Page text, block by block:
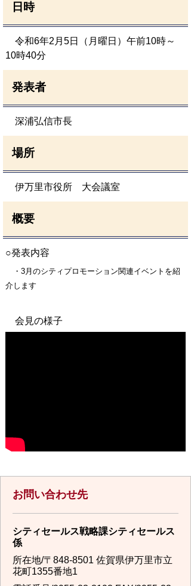
日時
令和6年2月5日（月曜日）午前10時～
10時40分
発表者
深浦弘信市長
場所
伊万里市役所 大会議室
概要
○発表内容
・3月のシティプロモーション関連イベントを紹
介します
会見の様子
お問い合わせ先
シティセールス戦略課シティセールス
係
所在地/〒848-8501 佐賀県伊万里市立
花町1355番地1